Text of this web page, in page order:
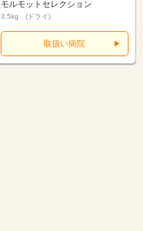
モルモットセレクション
3.5kg (ドライ)
取扱い病院